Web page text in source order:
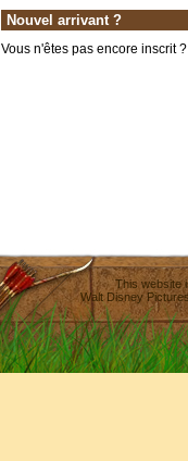
Nouvel arrivant ?
Vous n'êtes pas encore inscrit ?
This website
Walt Disney